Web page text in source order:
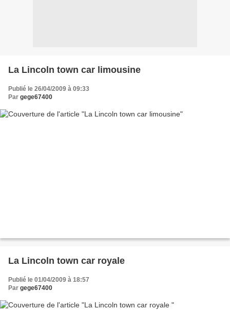
La Lincoln town car limousine
Publié le 26/04/2009 à 09:33
Par gege67400
La Lincoln town car royale
Publié le 01/04/2009 à 18:57
Par gege67400